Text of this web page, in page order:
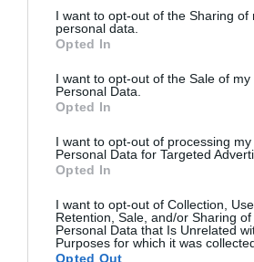
not limited to your visit or usage
grant or deny consent to Google and
use your data for below specified
consent section.
I want to opt-out of the Sharing of
personal data.
Opted In
I want to opt-out of the Sale of my
Personal Data.
Opted In
I want to opt-out of processing my
Personal Data for Targeted
Opted In
I want to opt-out of Collection, Use,
Retention, Sale, and/or Sharing of
Personal Data that Is Unrelated
Purposes for which it was
Opted Out
Ne maradjon le a legfrissebb
bennünket az EGRI ÜGYEK
VISSZA A FŐOLDALRA